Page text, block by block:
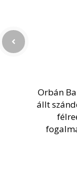
Orbán
állt